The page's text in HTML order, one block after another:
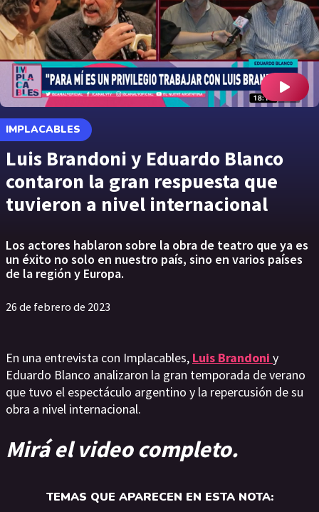
IMPLACABLES
Luis Brandoni y Eduardo Blanco
contaron la gran respuesta que
tuvieron a nivel internacional
Los actores hablaron sobre la obra de teatro que ya es
un éxito no solo en nuestro país, sino en varios países
de la región y Europa.
26 de febrero de 2023
En una entrevista con Implacables, Luis Brandoni y
Eduardo Blanco analizaron la gran temporada de verano
que tuvo el espectáculo argentino y la repercusión de su
obra a nivel internacional.
Mirá el video completo.
TEMAS QUE APARECEN EN ESTA NOTA: